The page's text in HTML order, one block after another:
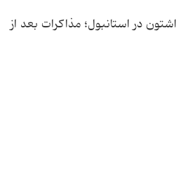
در استانبول؛ مذاکرات بعد از